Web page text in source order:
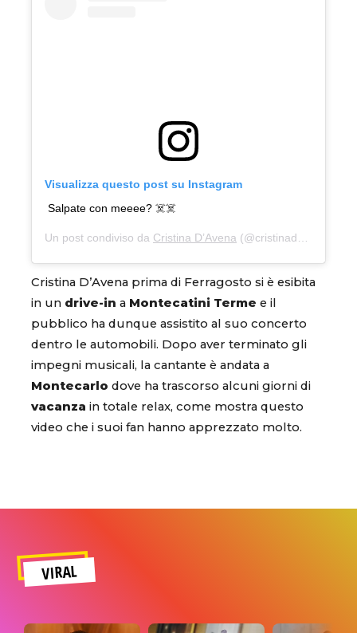
Visualizza questo post su Instagram
Salpate con meeee? ☠️‍☠️
Un post condiviso da Cristina D’Avena (@cristinadavenaofficial) in data:
Cristina D’Avena prima di Ferragosto si è esibita
in un drive-in a Montecatini Terme e il
pubblico ha dunque assistito al suo concerto
dentro le automobili. Dopo aver terminato gli
impegni musicali, la cantante è andata a
Montecarlo dove ha trascorso alcuni giorni di
vacanza in totale relax, come mostra questo
video che i suoi fan hanno apprezzato molto.
VIRAL